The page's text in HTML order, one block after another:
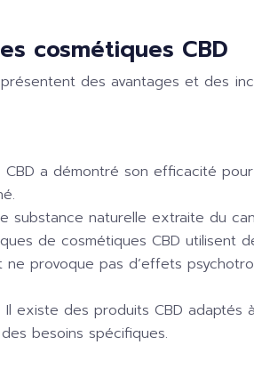
cosmétiques CBD
des avantages et des
a démontré son efficacité
substance naturelle extraite du
de cosmétiques CBD utilisent
provoque pas d’effets
existe des produits CBD
besoins spécifiques.